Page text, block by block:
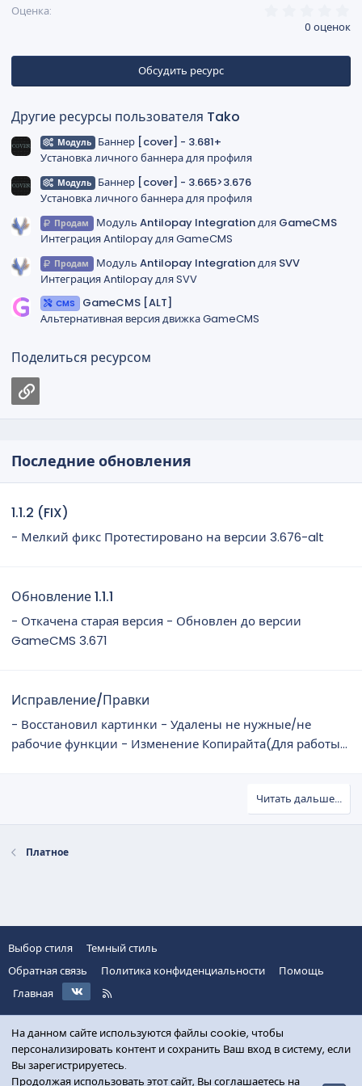
Оценка
,
0
з
ё
0 оценок
Обсудить ресурс
Другие ресурсы пользователя Tako
Модуль Баннер [cover] - 3.681+
Установка личного баннера для профиля
Модуль Баннер [cover] - 3.665>3.676
Установка личного баннера для профиля
Продам
Модуль Antilopay Integration для GameCMS
Интеграция Antilopay для GameCMS
Продам
Модуль Antilopay Integration для SVV
Интеграция Antilopay для SVV
CMS
GameCMS [ALT]
Альтернативная версия движка GameCMS
Поделиться ресурсом
Последние обновления
1.1.2 (FIX)
- Мелкий фикс Протестировано на версии 3.676-alt
Обновление 1.1.1
- Откачена старая версия - Обновлен до версии
GameCMS 3.671
Исправление/Правки
- Восстановил картинки - Удалены не нужные/не
рабочие функции - Изменение Копирайта(Для работы...
Читать дальше...
Платное
Выбор стиля
Темный стиль
Обратная связь
Политика конфиденциальности
Помощь
Главная
VK
R
S
S
На данном сайте используются файлы cookie, чтобы
персонализировать контент и сохранить Ваш вход в систему, если
Вы зарегистрируетесь.
Продолжая использовать этот сайт, Вы соглашаетесь на